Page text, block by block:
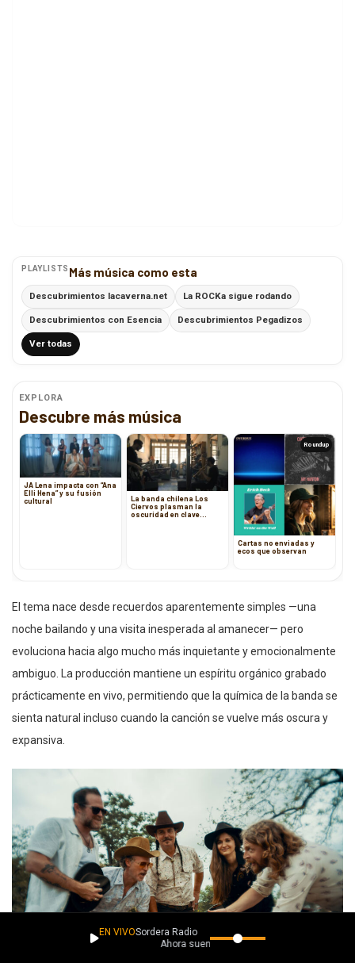
PLAYLISTS Más música como esta
Descubrimientos lacaverna.net La ROCKa sigue rodando
Descubrimientos con Esencia Descubrimientos Pegadizos
Ver todas
EXPLORA
Descubre más música
JA Lena impacta con “Ana
Elli Hena” y su fusión
cultural
La banda chilena Los
Ciervos plasman la
oscuridad en clave
Roundup
Cartas no enviadas y
ecos que observan
El tema nace desde recuerdos aparentemente simples —una
noche bailando y una visita inesperada al amanecer— pero
evoluciona hacia algo mucho más inquietante y emocionalmente
ambiguo. La producción mantiene un espíritu orgánico grabado
prácticamente en vivo, permitiendo que la química de la banda se
sienta natural incluso cuando la canción se vuelve más oscura y
expansiva.
EN VIVOSordera Radio
Ahora suena